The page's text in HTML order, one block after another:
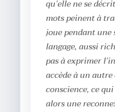
qu’elle ne se
mots peinent à
joue pendant une
langage, aussi
pas à exprimer
accède à un
conscience, ce
alors une